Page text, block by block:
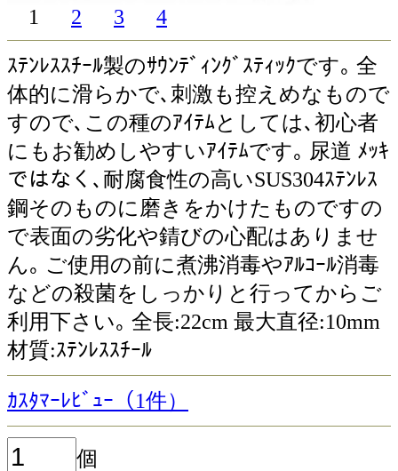
1 2 3 4
ｽﾃﾝﾚｽｽﾁｰﾙ製のｻｳﾝﾃﾞｨﾝｸﾞｽﾃｨｯｸです｡ 全
体的に滑らかで､刺激も控えめなもので
すので､この種のｱｲﾃﾑとしては､初心者
にもお勧めしやすいｱｲﾃﾑです｡ 尿道 ﾒｯｷ
ではなく､耐腐食性の高いSUS304ｽﾃﾝﾚｽ
鋼そのものに磨きをかけたものですの
で表面の劣化や錆びの心配はありませ
ん｡ ご使用の前に煮沸消毒やｱﾙｺｰﾙ消毒
などの殺菌をしっかりと行ってからご
利用下さい｡ 全長:22cm 最大直径:10mm
材質:ｽﾃﾝﾚｽｽﾁｰﾙ
ｶｽﾀﾏｰﾚﾋﾞｭｰ（1件）
個